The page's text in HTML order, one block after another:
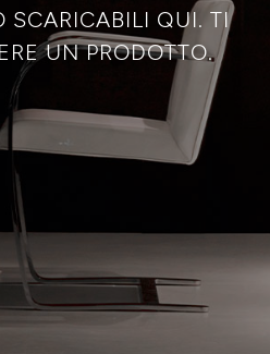
SCARICABILI QUI. TI
UN PRODOTTO.